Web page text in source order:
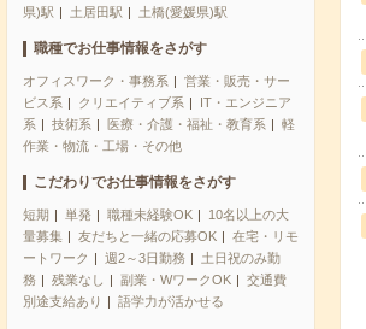
県)駅
土居田駅 土橋(愛媛県)駅
職種でお仕事情報をさがす
オフィスワーク・事務系
営業・販売・サー
ビス系
クリエイティブ系
IT・エンジニア
系
技術系 医療・介護・福祉・教育系
軽
作業・物流・工場・その他
こだわりでお仕事情報をさがす
短期 単発 職種未経験OK
10名以上の大
量募集
友だちと一緒の応募OK
在宅・リモ
ートワーク
週2～3日勤務
土日祝のみ勤
務
残業なし 副業・WワークOK
交通費
別途支給あり
語学力が活かせる